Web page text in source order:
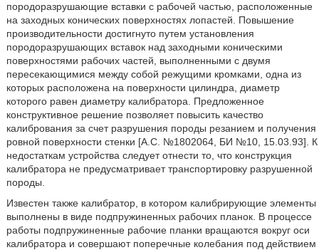
породоразрушающие вставки с рабочей частью, расположенные
на заходных конических поверхностях лопастей. Повышение
производительности достигнуто путем установления
породоразрушающих вставок над заходными коническими
поверхностями рабочих частей, выполненными с двумя
пересекающимися между собой режущими кромками, одна из
которых расположена на поверхности цилиндра, диаметр
которого равен диаметру калибратора. Предложенное
конструктивное решение позволяет повысить качество
калибрования за счет разрушения породы резанием и получения
ровной поверхности стенки [А.С. №1802064, БИ №10, 15.03.93]. К
недостаткам устройства следует отнести то, что конструкция
калибратора не предусматривает транспортировку разрушенной
породы.
Известен также калибратор, в котором калибрирующие элементы
выполнены в виде подпружиненных рабочих планок. В процессе
работы подпружиненные рабочие планки вращаются вокруг оси
калибратора и совершают поперечные колебания под действием